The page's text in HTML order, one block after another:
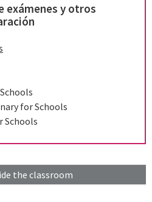
the classroom
exámenes y otros
for Schools
Schools